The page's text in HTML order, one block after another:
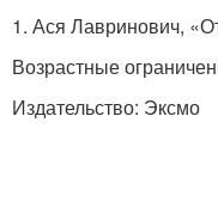
1. Ася Лавринович,
Возрастные
Издательство: Эксмо